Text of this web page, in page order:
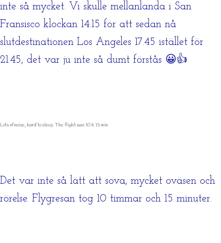
inte så mycket. Vi skulle mellanlanda i San
Fransisco klockan 14.15 för att sedan nå
slutdestinationen Los Angeles 17.45 istället för
21.45, det var ju inte så dumt förstås 😀👍
Lots of noise, hard to sleep. The flight was 10 h 15 min
Det var inte så lätt att sova, mycket oväsen och
rörelse. Flygresan tog 10 timmar och 15 minuter.